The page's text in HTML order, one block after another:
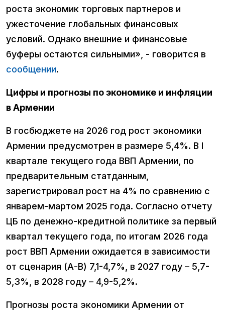
роста экономик торговых партнеров и
ужесточение глобальных финансовых
условий. Однако внешние и финансовые
буферы остаются сильными», - говорится в
сообщении.
Цифры и прогнозы по экономике и инфляции
в Армении
В госбюджете на 2026 год рост экономики
Армении предусмотрен в размере 5,4%. В I
квартале текущего года ВВП Армении, по
предварительным статданным,
зарегистрировал рост на 4% по сравнению с
январем-мартом 2025 года. Согласно отчету
ЦБ по денежно-кредитной политике за первый
квартал текущего года, по итогам 2026 года
рост ВВП Армении ожидается в зависимости
от сценария (А-В) 7,1-4,7%, в 2027 году – 5,7-
5,3%, в 2028 году – 4,9-5,2%.
Прогнозы роста экономики Армении от